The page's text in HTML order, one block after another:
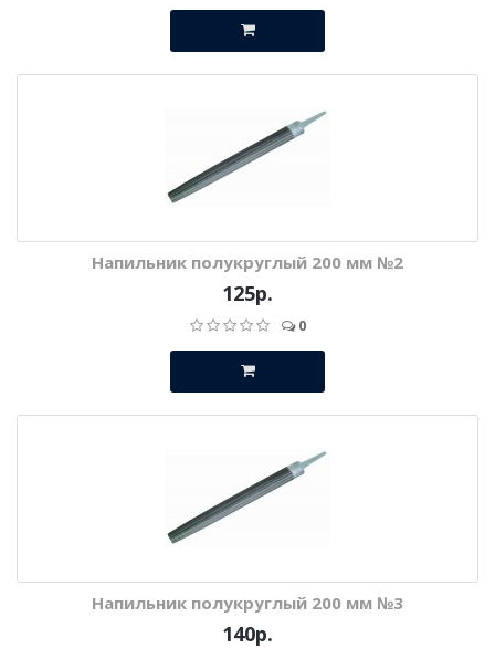
Напильник полукруглый 200 мм №2
125р.
0
Напильник полукруглый 200 мм №3
140р.